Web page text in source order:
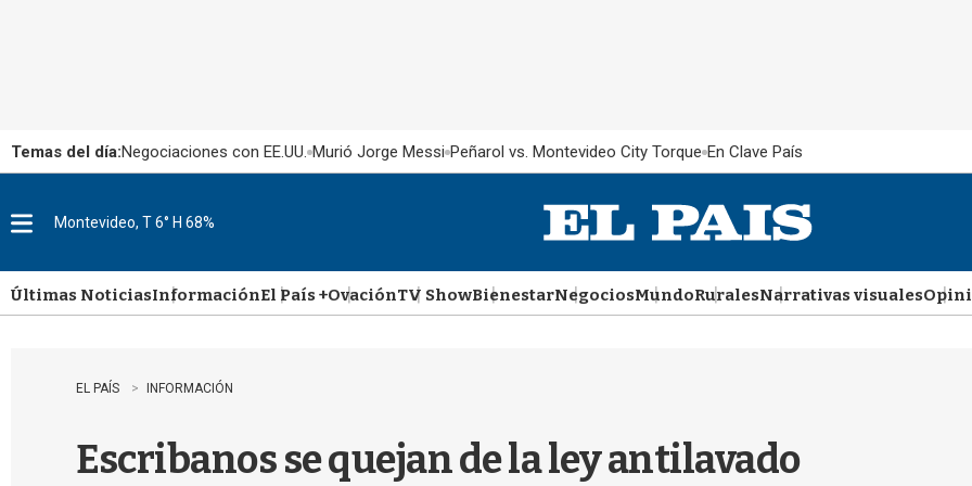
Temas del día:Negociaciones con EE.UU. Murió Jorge Messi Peñarol vs. Montevideo City Torque En Clave País
u
Montevideo, T 6° H 68%
Últimas NoticiasInformaciónEl País +OvaciónTV ShowBienestarNegociosMundoRuralesNarrativas visuales
EL PAÍS INFORMACIÓN
Escribanos se quejan de la ley antilavado